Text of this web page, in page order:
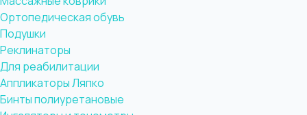
Ортопедическая обувь
Подушки
Реклинаторы
Для реабилитации
Аппликаторы Ляпко
Бинты полиуретановые